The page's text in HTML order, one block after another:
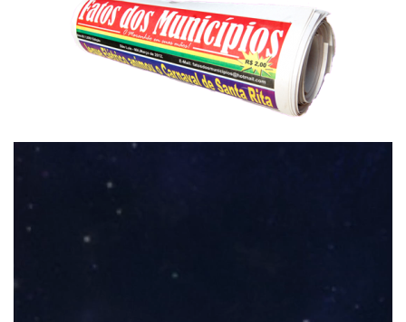
Tocador